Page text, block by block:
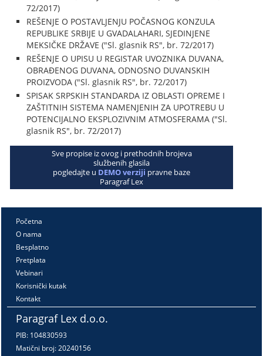
72/2017)
REŠENJE O POSTAVLJENJU POČASNOG KONZULA
REPUBLIKE SRBIJE U GVADALAHARI, SJEDINJENE
MEKSIČKE DRŽAVE ("Sl. glasnik RS", br. 72/2017)
REŠENJE O UPISU U REGISTAR UVOZNIKA DUVANA,
OBRAĐENOG DUVANA, ODNOSNO DUVANSKIH
PROIZVODA ("Sl. glasnik RS", br. 72/2017)
SPISAK SRPSKIH STANDARDA IZ OBLASTI OPREME I
ZAŠTITNIH SISTEMA NAMENJENIH ZA UPOTREBU U
POTENCIJALNO EKSPLOZIVNIM ATMOSFERAMA ("Sl.
glasnik RS", br. 72/2017)
Sve propise iz ovog i prethodnih brojeva
službenih glasila
pogledajte u DEMO verziji pravne baze
Paragraf Lex
Početna
O nama
Besplatno
Pretplata
Vebinari
Korisnički kutak
Kontakt
Paragraf Lex d.o.o.
PIB: 104830593
Matični broj: 20240156